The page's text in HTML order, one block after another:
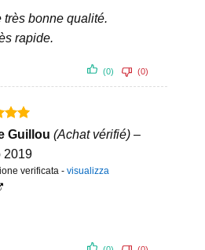
très bonne qualité.
rapide.
(0) (0)
5
Guillou(Achat vérifié) –
2019
verificata -visualizza